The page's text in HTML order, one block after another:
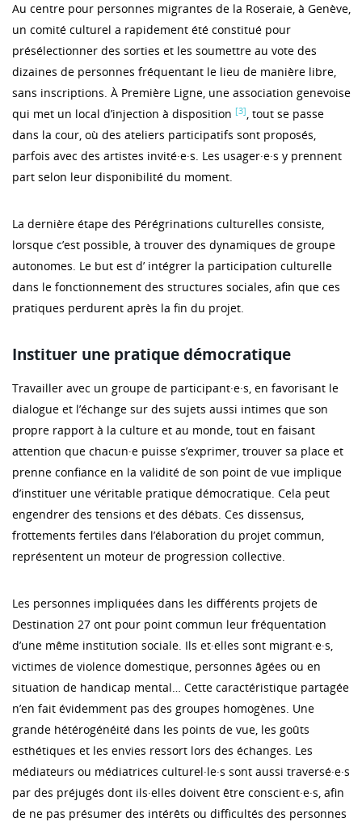
Au centre pour personnes migrantes de la Roseraie, à Genève,
un comité culturel a rapidement été constitué pour
présélectionner des sorties et les soumettre au vote des
dizaines de personnes fréquentant le lieu de manière libre,
sans inscriptions. À Première Ligne, une association genevoise
qui met un local d’injection à disposition [3], tout se passe
dans la cour, où des ateliers participatifs sont proposés,
parfois avec des artistes invité·e·s. Les usager·e·s y prennent
part selon leur disponibilité du moment.
La dernière étape des Pérégrinations culturelles consiste,
lorsque c’est possible, à trouver des dynamiques de groupe
autonomes. Le but est d’ intégrer la participation culturelle
dans le fonctionnement des structures sociales, afin que ces
pratiques perdurent après la fin du projet.
Instituer une pratique démocratique
Travailler avec un groupe de participant·e·s, en favorisant le
dialogue et l’échange sur des sujets aussi intimes que son
propre rapport à la culture et au monde, tout en faisant
attention que chacun·e puisse s’exprimer, trouver sa place et
prenne confiance en la validité de son point de vue implique
d’instituer une véritable pratique démocratique. Cela peut
engendrer des tensions et des débats. Ces dissensus,
frottements fertiles dans l’élaboration du projet commun,
représentent un moteur de progression collective.
Les personnes impliquées dans les différents projets de
Destination 27 ont pour point commun leur fréquentation
d’une même institution sociale. Ils et·elles sont migrant·e·s,
victimes de violence domestique, personnes âgées ou en
situation de handicap mental… Cette caractéristique partagée
n’en fait évidemment pas des groupes homogènes. Une
grande hétérogénéité dans les points de vue, les goûts
esthétiques et les envies ressort lors des échanges. Les
médiateurs ou médiatrices culturel·le·s sont aussi traversé·e·s
par des préjugés dont ils·elles doivent être conscient·e·s, afin
de ne pas présumer des intérêts ou difficultés des personnes